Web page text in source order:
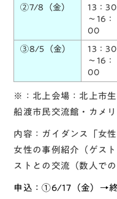
②7/8（金）
13：30
～16：
00
③8/5（金）
13：30
～16：
00
※：北上会場：北上市
船渡市民交流館・カメ
内容： ガイダンス 「女
女性の事例紹介 （ゲス
ストとの交流（数人で
申込：①6/17（金） →